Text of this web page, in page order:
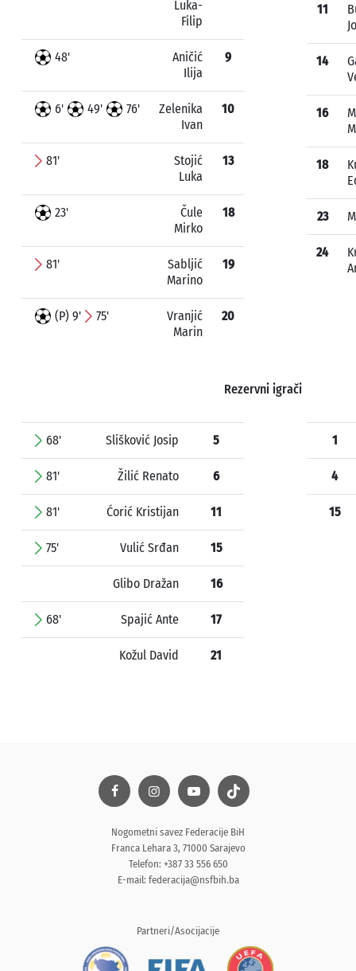
Luka-
Filip
48'
Aničić
Ilija
9
6' 49' 76'
Zelenika
Ivan
10
81'
Stojić
Luka
13
23'
Čule
Mirko
18
81'
Sabljić
Marino
19
(P) 9' 75'
Vranjić
Marin
20
11
14
16
18
23
24
Rezervni igrači
68' Slišković Josip 5
81' Žilić Renato 6
81' Ćorić Kristijan 11
75' Vulić Srđan 15
Glibo Dražan 16
68' Spajić Ante 17
Kožul David 21
1
4
15
Nogometni savez Federacije BiH
Franca Lehara 3, 71000 Sarajevo
Telefon: +387 33 556 650
E-mail: federacija@nsfbih.ba
Partneri/Asocijacije